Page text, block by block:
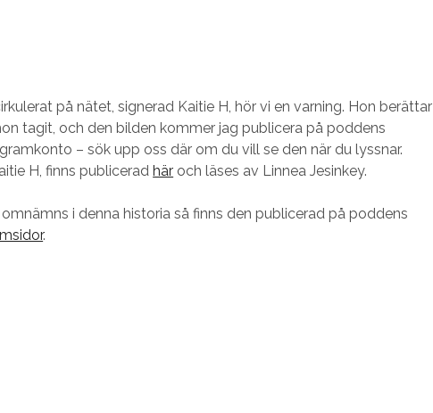
på nätet, signerad Kaitie H, hör vi en varning. Hon berättar
tagit, och den bilden kommer jag publicera på poddens
– sök upp oss där om du vill se den när du lyssnar.
H, finns publicerad här och läses av Linnea Jesinkey.
i denna historia så finns den publicerad på poddens
.